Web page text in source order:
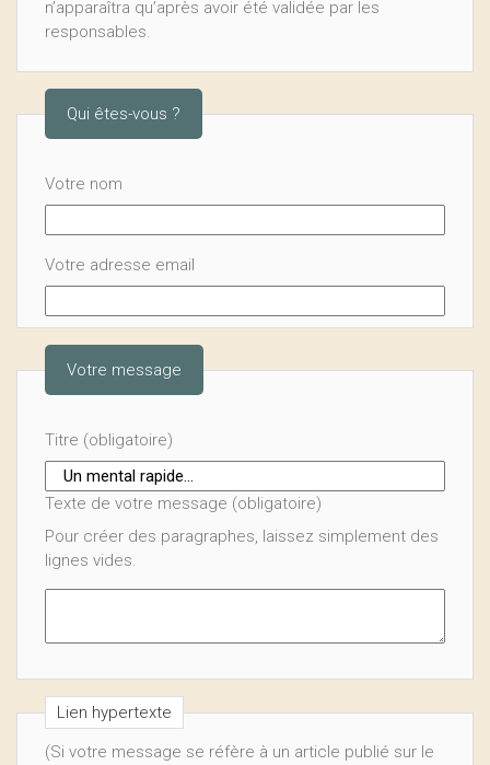
n’apparaîtra qu’après avoir été validée par les
responsables.
Qui êtes-vous ?
Votre nom
Votre adresse email
Votre message
Titre (obligatoire)
Texte de votre message (obligatoire)
Pour créer des paragraphes, laissez simplement des
lignes vides.
Lien hypertexte
(Si votre message se réfère à un article publié sur le